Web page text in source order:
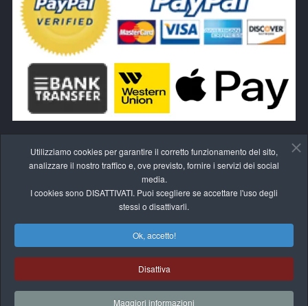
RECEDI DAL CONTRATTO QUI
© 2017-2026 BLIVALE
Utilizziamo cookies per garantire il corretto funzionamento del sito,
analizzare il nostro traffico e, ove previsto, fornire i servizi dei social
media.
I cookies sono DISATTIVATI. Puoi scegliere se accettare l'uso degli
stessi o disattivarli.
Ok, accetto!
Disattiva
Maggiori informazioni